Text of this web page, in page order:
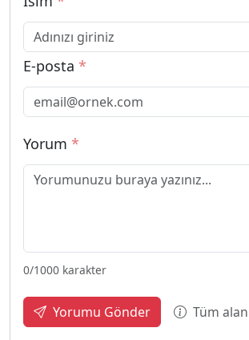
E-posta *
Yorum *
0/1000 karakter
Yorumu Gönder Tüm